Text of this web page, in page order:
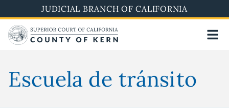
to
main
content
JUDICIAL BRANCH OF CALIFORNIA
Escuela de tránsito